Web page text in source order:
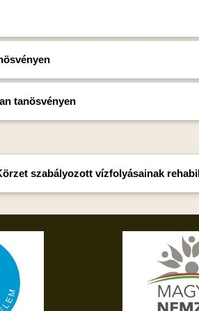
tanösvényen
szabályozott vízfolyásainak